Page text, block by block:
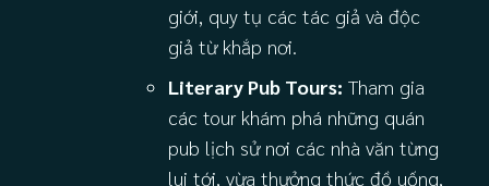
giới, quy tụ các tác giả và độc
giả từ khắp nơi.
Literary Pub Tours: Tham gia
các tour khám phá những quán
pub lịch sử nơi các nhà văn từng
lui tới, vừa thưởng thức đồ uống,